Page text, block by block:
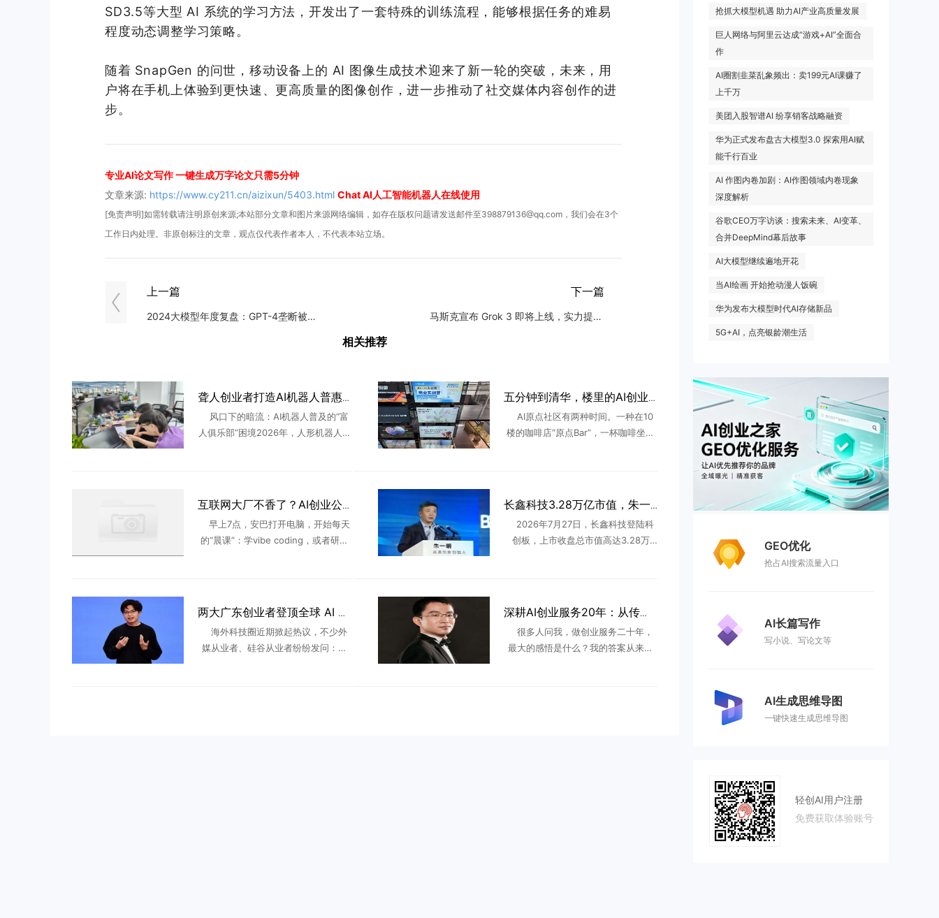
抢抓大模型机遇 助力AI产业高质量发展
巨人网络与阿里云达成“游戏+AI”全面合
作
AI圈割韭菜乱象频出：卖199元AI课赚了
上千万
美团入股智谱AI 纷享销客战略融资
华为正式发布盘古大模型3.0 探索用AI赋
能千行百业
AI 作图内卷加剧：AI作图领域内卷现象
深度解析
谷歌CEO万字访谈：搜索未来、AI变革、
合并DeepMind幕后故事
AI大模型继续遍地开花
当AI绘画 开始抢动漫人饭碗
华为发布大模型时代AI存储新品
5G+AI，点亮银龄潮生活
GEO优化
抢占AI搜索流量入口
AI长篇写作
写小说、写论文等
AI生成思维导图
一键快速生成思维导图
轻创AI用户注册
免费获取体验账号
SD3.5等大型 AI 系统的学习方法，开发出了一套特殊的训练流程，能够根据任务的难易
程度动态调整学习策略。
随着 SnapGen 的问世，移动设备上的 AI 图像生成技术迎来了新一轮的突破，未来，用
户将在手机上体验到更快速、更高质量的图像创作，进一步推动了社交媒体内容创作的进
步。
专业AI论文写作 一键生成万字论文只需5分钟
文章来源: https://www.cy211.cn/aizixun/5403.html Chat AI人工智能机器人在线使用
[免责声明]如需转载请注明原创来源;本站部分文章和图片来源网络编辑，如存在版权问题请发送邮件至398879136@qq.com，我们会在3个
工作日内处理。非原创标注的文章，观点仅代表作者本人，不代表本站立场。
上一篇
2024大模型年度复盘：GPT-4垄断被打破，大模型服务价格
下一篇
马斯克宣布 Grok 3 即将上线，实力提升十倍！
相关推荐
聋人创业者打造AI机器人普惠平台，欲破解产业痛点
风口下的暗流：AI机器人普及的“富
人俱乐部”困境2026年，人形机器人赛
五分钟到清华，楼里的AI创业众生相
AI原点社区有两种时间。一种在10
楼的咖啡店“原点Bar”，一杯咖啡坐一
互联网大厂不香了？AI创业公司正在“吸走”年轻人
早上7点，安巴打开电脑，开始每天
的“晨课”：学vibe coding，或者研究
长鑫科技3.28万亿市值，朱一明376亿全分给员工
2026年7月27日，长鑫科技登陆科
创板，上市收盘总市值高达3.28万
两大广东创业者登顶全球 AI 赛道：两种创业路径，撑起国产大模型半边天
海外科技圈近期掀起热议，不少外
媒从业者、硅谷从业者纷纷发问：如
深耕AI创业服务20年：从传统互联网到新商业领跑者
很多人问我，做创业服务二十年，
最大的感悟是什么？我的答案从来不